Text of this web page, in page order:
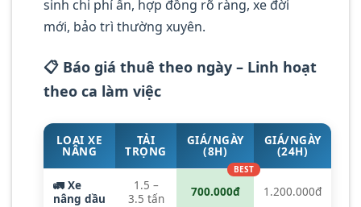
sinh chi phí ẩn, hợp đồng rõ ràng, xe đời
mới, bảo trì thường xuyên.
📋 Báo giá thuê theo ngày – Linh hoạt
theo ca làm việc
LOẠI XE
NÂNG
TẢI
TRỌNG
GIÁ/NGÀY
(8H)
GIÁ/NGÀY
(24H)
🚛 Xe
nâng dầu
1.5 –
3.5 tấn
700.000đ 1.200.000đ